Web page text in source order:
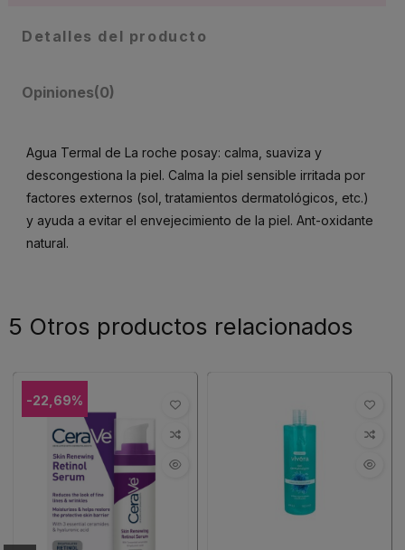
Detalles del producto
Opiniones(0)
Agua Termal de La roche posay: calma, suaviza y
descongestiona la piel. Calma la piel sensible irritada por
factores externos (sol, tratamientos dermatológicos, etc.)
y ayuda a evitar el envejecimiento de la piel. Ant-oxidante
natural.
5 Otros productos relacionados
-22,69%